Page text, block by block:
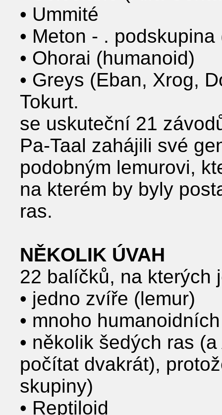
• Ummité
• Meton - .
• Ohorai (humanoid)
• Greys (Eban, Xrog,
Tokurt.
se uskuteční 21
Pa-Taal zahájili své
podobným lemurovi,
na kterém by byly
ras.
NĚKOLIK ÚVAH
22 balíčků, na kterých
• jedno zvíře (lemur)
• mnoho
• několik šedých ras
počítat dvakrát),
skupiny)
• Reptiloid